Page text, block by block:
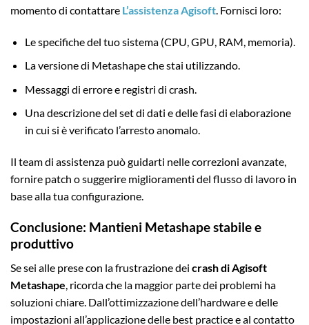
momento di contattare L’assistenza Agisoft. Fornisci loro:
Le specifiche del tuo sistema (CPU, GPU, RAM, memoria).
La versione di Metashape che stai utilizzando.
Messaggi di errore e registri di crash.
Una descrizione del set di dati e delle fasi di elaborazione
in cui si è verificato l’arresto anomalo.
Il team di assistenza può guidarti nelle correzioni avanzate,
fornire patch o suggerire miglioramenti del flusso di lavoro in
base alla tua configurazione.
Conclusione: Mantieni Metashape stabile e
produttivo
Se sei alle prese con la frustrazione dei crash di Agisoft
Metashape , ricorda che la maggior parte dei problemi ha
soluzioni chiare. Dall’ottimizzazione dell’hardware e delle
impostazioni all’applicazione delle best practice e al contatto